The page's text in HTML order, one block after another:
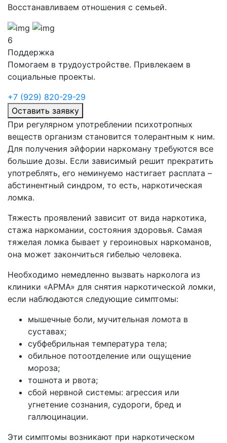
Восстанавливаем отношения с семьей.
6
Поддержка
Помогаем в трудоустройстве. Привлекаем в
социальные проекты.
+7 (929) 820-29-29
Оставить заявку
При регулярном употреблении психотропных
веществ организм становится толерантным к ним.
Для получения эйфории наркоману требуются все
большие дозы. Если зависимый решит прекратить
употреблять, его неминуемо настигает расплата –
абстинентный синдром, то есть, наркотическая
ломка.
Тяжесть проявлений зависит от вида наркотика,
стажа наркомании, состояния здоровья. Самая
тяжелая ломка бывает у героиновых наркоманов,
она может закончиться гибелью человека.
Необходимо немедленно вызвать нарколога из
клиники «АРМА» для снятия наркотической ломки,
если наблюдаются следующие симптомы:
мышечные боли, мучительная ломота в
суставах;
субфебрильная температура тела;
обильное потоотделение или ощущение
мороза;
тошнота и рвота;
сбой нервной системы: агрессия или
угнетение сознания, судороги, бред и
галлюцинации.
Эти симптомы возникают при наркотическом